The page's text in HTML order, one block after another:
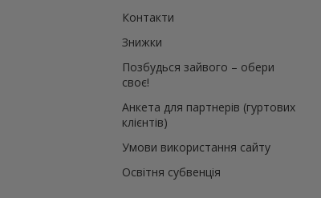
Контакти
Знижки
Позбудься зайвого – обери
своє!
Анкета для партнерів (гуртових
клієнтів)
Умови використання сайту
Освітня субвенція